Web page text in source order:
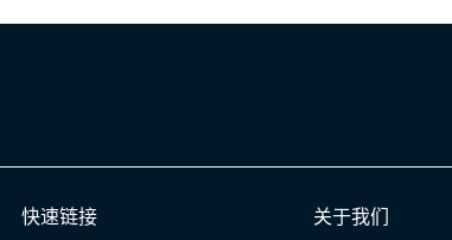
快速链接 关于我们